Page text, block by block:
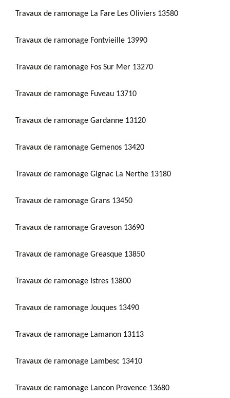
Travaux de ramonage La Fare Les Oliviers 13580
Travaux de ramonage Fontvieille 13990
Travaux de ramonage Fos Sur Mer 13270
Travaux de ramonage Fuveau 13710
Travaux de ramonage Gardanne 13120
Travaux de ramonage Gemenos 13420
Travaux de ramonage Gignac La Nerthe 13180
Travaux de ramonage Grans 13450
Travaux de ramonage Graveson 13690
Travaux de ramonage Greasque 13850
Travaux de ramonage Istres 13800
Travaux de ramonage Jouques 13490
Travaux de ramonage Lamanon 13113
Travaux de ramonage Lambesc 13410
Travaux de ramonage Lancon Provence 13680